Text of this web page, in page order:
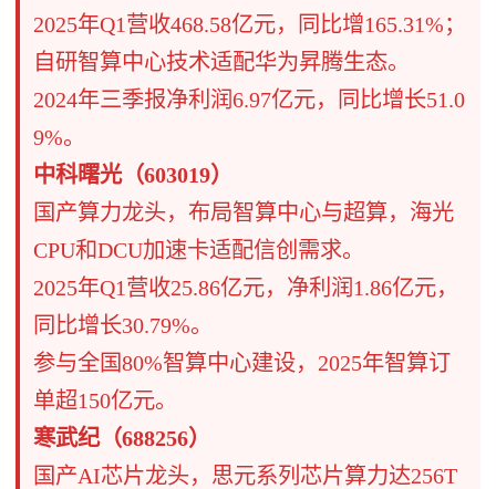
​​2025年Q1营收468.58亿元​​，同比增165.31%；
自研智算中心技术适配华为昇腾生态。
​​2024年三季报净利润6.97亿元​​，同比增长51.0
9%。
​​中科曙光（603019）​​
​​国产算力龙头​​，布局智算中心与超算，海光
CPU和DCU加速卡适配信创需求。
​​2025年Q1营收25.86亿元​​，净利润1.86亿元，
同比增长30.79%。
参与全国80%智算中心建设，2025年智算订
单超150亿元。
​​寒武纪（688256）​​
​​国产AI芯片龙头​​，思元系列芯片算力达256T